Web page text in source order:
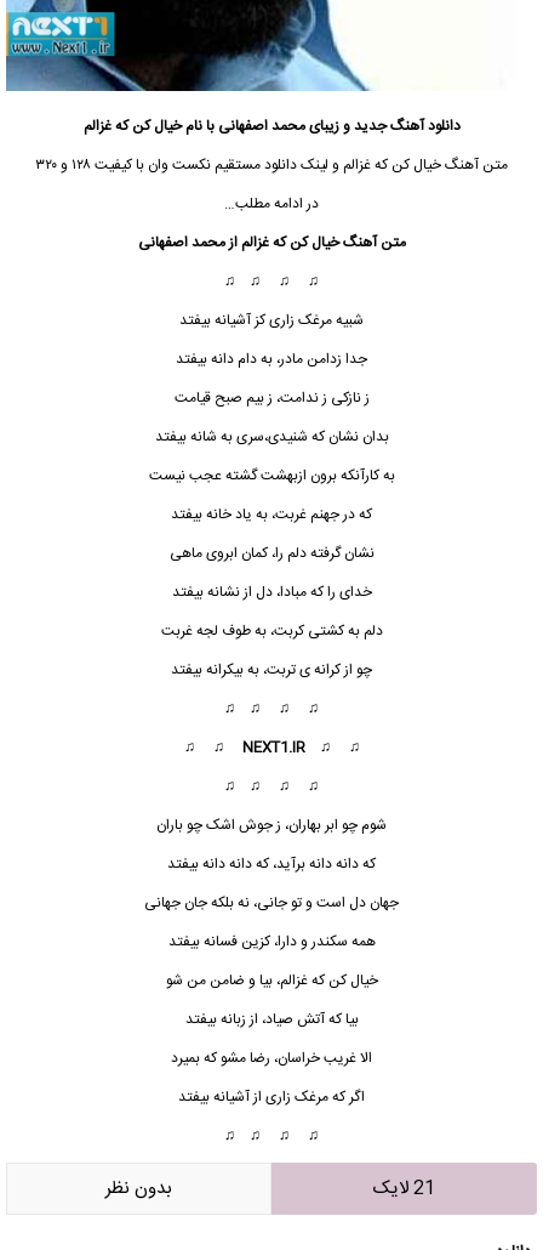
دانلود آهنگ جدید و زیبای محمد اصفهانی با نام خیال کن که غزالم
متن آهنگ خیال کن که غزالم و لینک دانلود مستقیم نکست وان با کیفیت ۱۲۸ و ۳۲۰
در ادامه مطلب…
متن آهنگ خیال کن که غزالم از محمد اصفهانی
♫ ♫ ♫ ♫
شبیه مرغک زاری کز آشیانه بیفتد
جدا زدامن مادر، به دام دانه بیفتد
ز نازکی ز ندامت، ز بیم صبح قیامت
بدان نشان که شنیدی،سری به شانه بیفتد
به کارآنکه برون ازبهشت گشته عجب نیست
که در جهنم غربت، به یاد خانه بیفتد
نشان گرفته دلم را، کمان ابروی ماهی
خدای را که مبادا، دل از نشانه بیفتد
دلم به کشتی کربت، به طوف لجه غربت
چو از کرانه ی تربت، به بیکرانه بیفتد
♫ ♫ ♫ ♫
♫ ♫
NEXT1.IR
♫ ♫
♫ ♫ ♫ ♫
شوم چو ابر بهاران، ز جوش اشک چو باران
که دانه دانه برآید، که دانه دانه بیفتد
جهان دل است و تو جانی، نه بلکه جان جهانی
همه سکندر و دارا، کزین فسانه بیفتد
خیال کن که غزالم، بیا و ضامن من شو
بیا که آتش صیاد، از زبانه بیفتد
الا غریب خراسان، رضا مشو که بمیرد
اگر که مرغک زاری از آشیانه بیفتد
♫ ♫ ♫ ♫
21 لایک بدون نظر